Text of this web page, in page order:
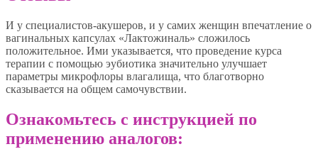
И у специалистов-акушеров, и у самих женщин впечатление о
вагинальных капсулах «Лактожиналь» сложилось
положительное. Ими указывается, что проведение курса
терапии с помощью эубиотика значительно улучшает
параметры микрофлоры влагалища, что благотворно
сказывается на общем самочувствии.
Ознакомьтесь с инструкцией по
применению аналогов: